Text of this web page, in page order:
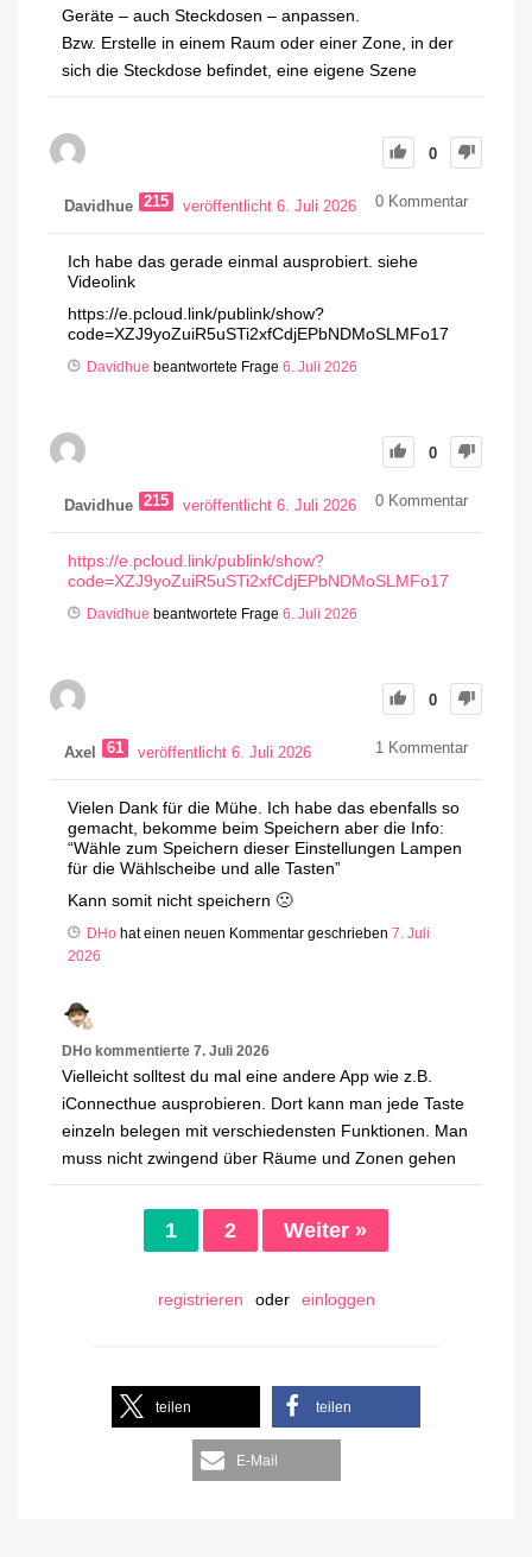
Geräte – auch Steckdosen – anpassen.
Bzw. Erstelle in einem Raum oder einer Zone, in der
sich die Steckdose befindet, eine eigene Szene
0
Davidhue 215 veröffentlicht 6. Juli 2026 0 Kommentar
Ich habe das gerade einmal ausprobiert. siehe
Videolink
https://e.pcloud.link/publink/show?
code=XZJ9yoZuiR5uSTi2xfCdjEPbNDMoSLMFo17
Davidhue beantwortete Frage 6. Juli 2026
0
Davidhue 215 veröffentlicht 6. Juli 2026 0 Kommentar
https://e.pcloud.link/publink/show?
code=XZJ9yoZuiR5uSTi2xfCdjEPbNDMoSLMFo17
Davidhue beantwortete Frage 6. Juli 2026
0
Axel 61 veröffentlicht 6. Juli 2026 1 Kommentar
Vielen Dank für die Mühe. Ich habe das ebenfalls so
gemacht, bekomme beim Speichern aber die Info:
“Wähle zum Speichern dieser Einstellungen Lampen
für die Wählscheibe und alle Tasten”
Kann somit nicht speichern 🙁
DHo hat einen neuen Kommentar geschrieben 7. Juli
2026
DHo kommentierte 7. Juli 2026
Vielleicht solltest du mal eine andere App wie z.B.
iConnecthue ausprobieren. Dort kann man jede Taste
einzeln belegen mit verschiedensten Funktionen. Man
muss nicht zwingend über Räume und Zonen gehen
1 2 Weiter »
registrieren oder einloggen
teilen teilen
E-Mail